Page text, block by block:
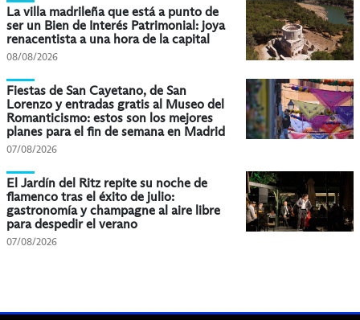
La villa madrileña que está a punto de
ser un Bien de Interés Patrimonial: joya
renacentista a una hora de la capital
08/08/2026
Fiestas de San Cayetano, de San
Lorenzo y entradas gratis al Museo del
Romanticismo: estos son los mejores
planes para el fin de semana en Madrid
07/08/2026
El Jardín del Ritz repite su noche de
flamenco tras el éxito de julio:
gastronomía y champagne al aire libre
para despedir el verano
07/08/2026